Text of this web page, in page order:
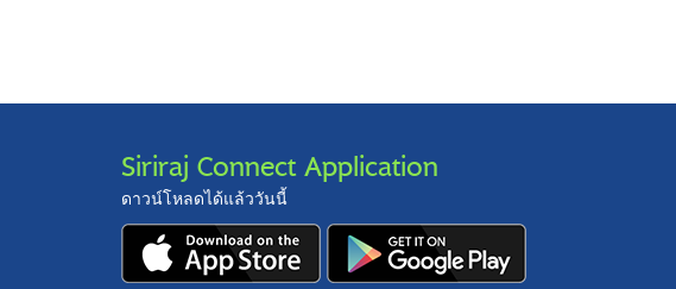
Siriraj Connect Application
ดาวน์โหลดได้แล้ววันนี้